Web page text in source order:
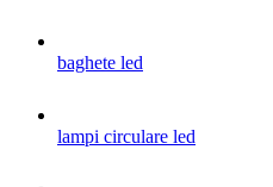
baghete led
lampi circulare led